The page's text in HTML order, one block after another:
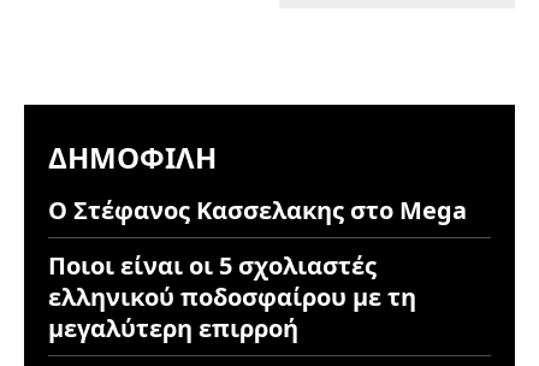
ΔΗΜΟΦΙΛΉ
Ο Στέφανος Κασσελακης στο Mega
Ποιοι είναι οι 5 σχολιαστές
ελληνικού ποδοσφαίρου με τη
μεγαλύτερη επιρροή